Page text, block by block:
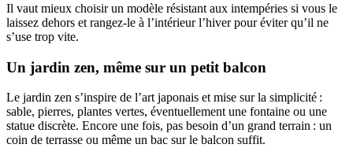
Il vaut mieux choisir un modèle résistant aux intempéries si vous le
laissez dehors et rangez-le à l’intérieur l’hiver pour éviter qu’il ne
s’use trop vite.
Un jardin zen, même sur un petit balcon
Le jardin zen s’inspire de l’art japonais et mise sur la simplicité :
sable, pierres, plantes vertes, éventuellement une fontaine ou une
statue discrète. Encore une fois, pas besoin d’un grand terrain : un
coin de terrasse ou même un bac sur le balcon suffit.